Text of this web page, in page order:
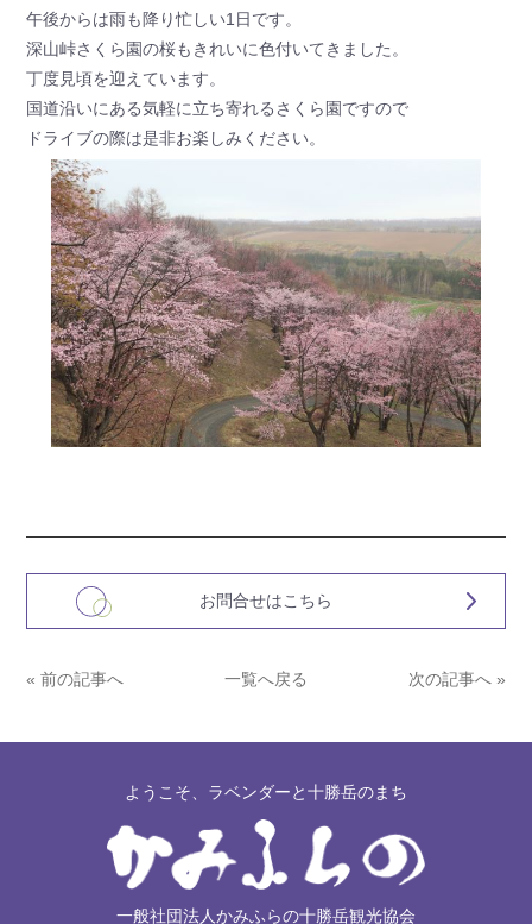
午後からは雨も降り忙しい1日です。
深山峠さくら園の桜もきれいに色付いてきました。
丁度見頃を迎えています。
国道沿いにある気軽に立ち寄れるさくら園ですので
ドライブの際は是非お楽しみください。
お問合せはこちら
« 前の記事へ 一覧へ戻る 次の記事へ »
ようこそ、ラベンダーと十勝岳のまち
一般社団法人かみふらの十勝岳観光協会